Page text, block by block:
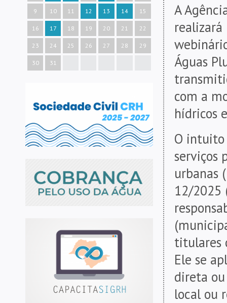
9 10 11 12 13 14 15
16 17 18 19 20 21 22
23 24 25 26 27 28 29
30 31
A
Águas
com a
hídricos
O intuito
serviços
urbanas
12/2025
titulares
Ele se
direta
local ou